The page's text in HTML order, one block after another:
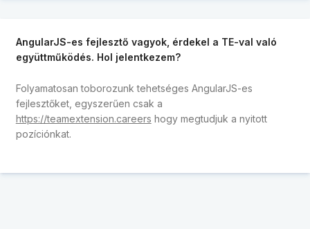
AngularJS-es fejlesztő vagyok, érdekel a TE-val való
együttműködés. Hol jelentkezem?
Folyamatosan toborozunk tehetséges AngularJS-es
fejlesztőket, egyszerűen csak a
https://teamextension.careers hogy megtudjuk a nyitott
pozíciónkat.